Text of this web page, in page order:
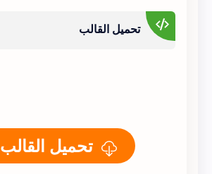
تحميل القالب
تحميل القالب